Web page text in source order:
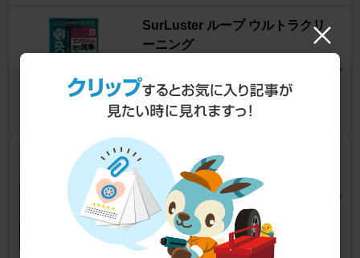
SurLuster ループ ウルトラクリ
ーニング
@けぇー@さん
6
sunland ダッシュボードマット
レガシィ アウトバック
たもべいさん
4